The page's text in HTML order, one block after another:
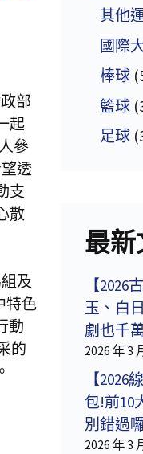
部
起
參
透
支
散
及
特色
動
的
其他
國際
棒球
籃球
足球
最
【
玉、白
劇也千
2026 年 3
【
包!前10
別錯過
2026 年 3